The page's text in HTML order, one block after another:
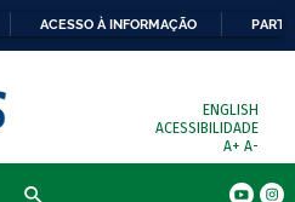
ACESSO À INFORMAÇÃO
ENGLISH
ACESSIBILIDADE
A+ A-